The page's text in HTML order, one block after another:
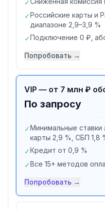
✓
✓Российские карты и
диапазоне 2,9–3,9 %
✓Подключение 0 ₽,
Попробовать →
VIP — от 7 млн ₽
По запросу
✓Минимальные ставки
карты 2,9 %, СБП 1,8
✓Кредит от 0,9 %
✓Все 15+ методов
Попробовать →